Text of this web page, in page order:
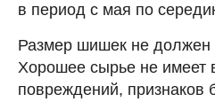
в период с мая по
Размер шишек не
Хорошее сырье не имеет
повреждений, признаков